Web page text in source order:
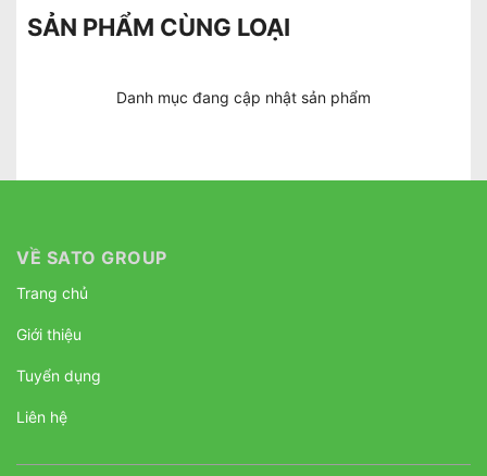
SẢN PHẨM CÙNG LOẠI
Danh mục đang cập nhật sản phẩm
VỀ SATO GROUP
Trang chủ
Giới thiệu
Tuyển dụng
Liên hệ